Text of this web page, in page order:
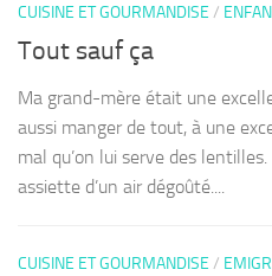
CUISINE ET GOURMANDISE /
Tout sauf ça
Ma grand-mère était une
aussi manger de tout, à une
mal qu’on lui serve des
assiette d’un air dégoûté....
CUISINE ET GOURMANDISE /